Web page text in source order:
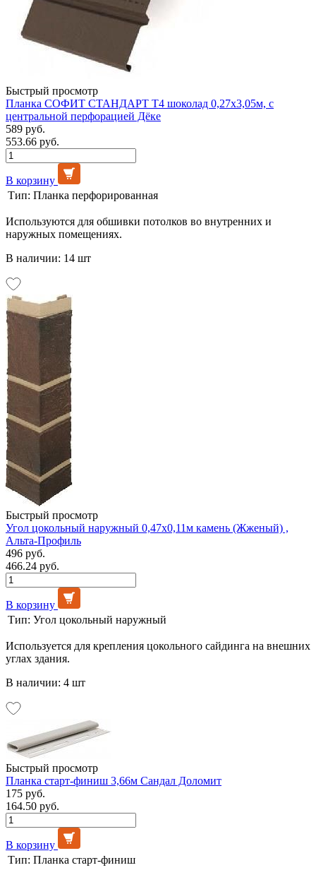
Быстрый просмотр
Планка СОФИТ СТАНДАРТ Т4 шоколад 0,27х3,05м, с
центральной перфорацией Дёке
589 руб.
553.66 руб.
В корзину
Тип: Планка перфорированная
Используются для обшивки потолков во внутренних и
наружных помещениях.
В наличии: 14 шт
Быстрый просмотр
Угол цокольный наружный 0,47х0,11м камень (Жженый) ,
Альта-Профиль
496 руб.
466.24 руб.
В корзину
Тип: Угол цокольный наружный
Используется для крепления цокольного сайдинга на внешних
углах здания.
В наличии: 4 шт
Быстрый просмотр
Планка старт-финиш 3,66м Сандал Доломит
175 руб.
164.50 руб.
В корзину
Тип: Планка старт-финиш